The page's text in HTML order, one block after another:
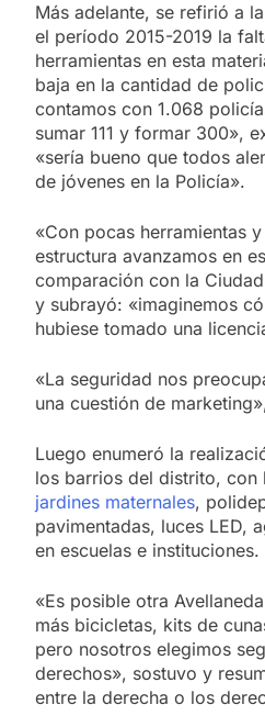
Más adelante, se refirió a
el período 2015-2019 la
herramientas en esta
baja en la cantidad de
contamos con 1.068
sumar 111 y formar 300»,
«sería bueno que todos
de jóvenes en la Policía».
«Con pocas herramientas
estructura avanzamos en
comparación con la
y subrayó: «imaginemos
hubiese tomado una
«La seguridad nos
una cuestión de
Luego enumeró la
los barrios del distrito, con
jardines maternales,
pavimentadas, luces LED,
en escuelas e instituciones.
«Es posible otra
más bicicletas, kits de
pero nosotros elegimos
derechos», sostuvo y
entre la derecha o los